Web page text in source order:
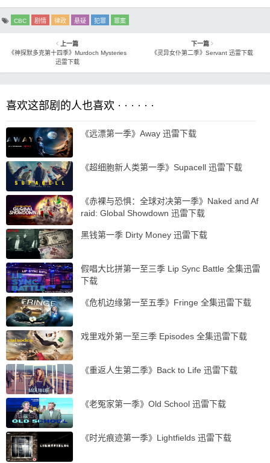
CBC 剧情 律政 悬疑 犯罪 罪案
上一篇
《神探默多克第十四季》Murdoch Mysteries
迅雷下载
下一篇
《灵异女仆第二季》Servant 迅雷下载
喜欢这部剧的人也喜欢 · · · · · ·
《远漂第一季》Away 迅雷下载
《超细胞新人类第一季》Supacell 迅雷下载
《赤裸与恐惧：全球对决第一季》Naked and Af
raid: Global Showdown 迅雷下载
黑钱第一季 Dirty Money 迅雷下载
假唱大比拼第一至三季 Lip Sync Battle 全集迅雷
下载
《危机边缘第一至五季》Fringe 全集迅雷下载
戏里戏外第一至三季 Episodes 全集迅雷下载
《重返人生第二季》Back to Life 迅雷下载
《老冤家第一季》Old School 迅雷下载
《时光痕迹第一季》Lightfields 迅雷下载